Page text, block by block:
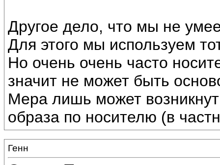
Другое дело, что мы не
Для этого мы используем
Но очень очень часто
значит не может быть
Мера лишь может
образа по носителю (в
Генн